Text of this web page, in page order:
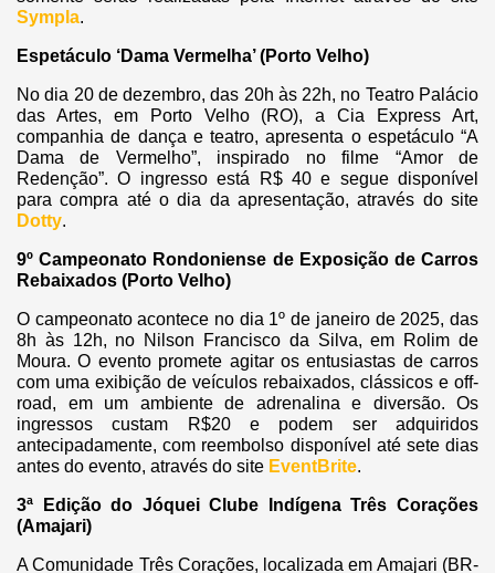
Sympla.
Espetáculo ‘Dama Vermelha’ (Porto Velho)
No dia 20 de dezembro, das 20h às 22h, no Teatro Palácio
das Artes, em Porto Velho (RO), a Cia Express Art,
companhia de dança e teatro, apresenta o espetáculo “A
Dama de Vermelho”, inspirado no filme “Amor de
Redenção”. O ingresso está R$ 40 e segue disponível
para compra até o dia da apresentação, através do site
Dotty.
9º Campeonato Rondoniense de Exposição de Carros
Rebaixados (Porto Velho)
O campeonato acontece no dia 1º de janeiro de 2025, das
8h às 12h, no Nilson Francisco da Silva, em Rolim de
Moura. O evento promete agitar os entusiastas de carros
com uma exibição de veículos rebaixados, clássicos e off-
road, em um ambiente de adrenalina e diversão. Os
ingressos custam R$20 e podem ser adquiridos
antecipadamente, com reembolso disponível até sete dias
antes do evento, através do site EventBrite.
3ª Edição do Jóquei Clube Indígena Três Corações
(Amajari)
A Comunidade Três Corações, localizada em Amajari (BR-